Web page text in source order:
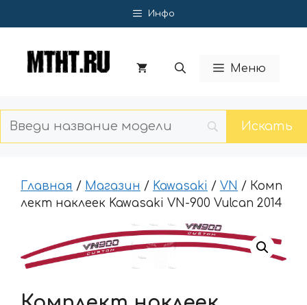
к
Инфо
Меню
Главная / Магазин / Kawasaki / VN / Комп
лект наклеек Kawasaki VN-900 Vulcan 2014